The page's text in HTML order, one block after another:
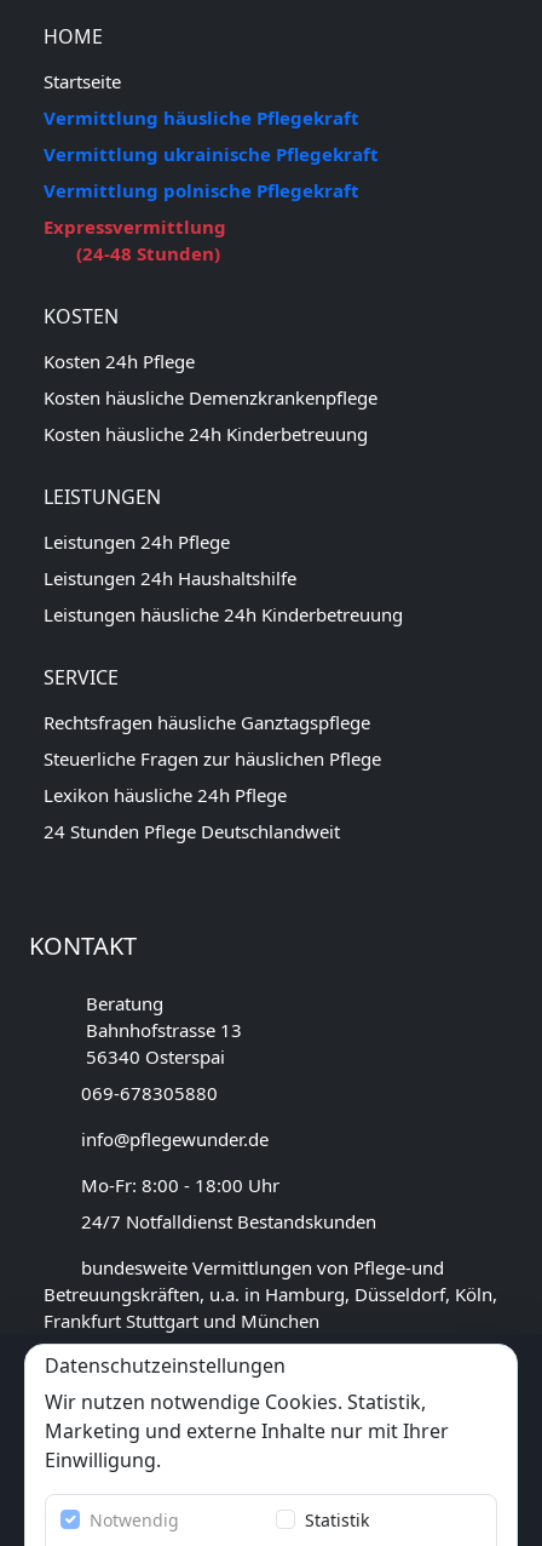
HOME
Startseite
Vermittlung häusliche Pflegekraft
Vermittlung ukrainische Pflegekraft
Vermittlung polnische Pflegekraft
Expressvermittlung
(24-48 Stunden)
KOSTEN
Kosten 24h Pflege
Kosten häusliche Demenzkrankenpflege
Kosten häusliche 24h Kinderbetreuung
LEISTUNGEN
Leistungen 24h Pflege
Leistungen 24h Haushaltshilfe
Leistungen häusliche 24h Kinderbetreuung
SERVICE
Rechtsfragen häusliche Ganztagspflege
Steuerliche Fragen zur häuslichen Pflege
Lexikon häusliche 24h Pflege
24 Stunden Pflege Deutschlandweit
KONTAKT
Beratung
Bahnhofstrasse 13
56340 Osterspai
069-678305880
info@pflegewunder.de
Mo-Fr: 8:00 - 18:00 Uhr
24/7 Notfalldienst Bestandskunden
bundesweite Vermittlungen von Pflege-und
Betreuungskräften, u.a. in Hamburg, Düsseldorf, Köln,
Frankfurt Stuttgart und München
GOOGLE BEWERTUNG
★★★★★
( 13 Rezensionen)
6x★★★★★
Datenschutzeinstellungen
Wir nutzen notwendige Cookies. Statistik,
Marketing und externe Inhalte nur mit Ihrer
Einwilligung.
Notwendig Statistik